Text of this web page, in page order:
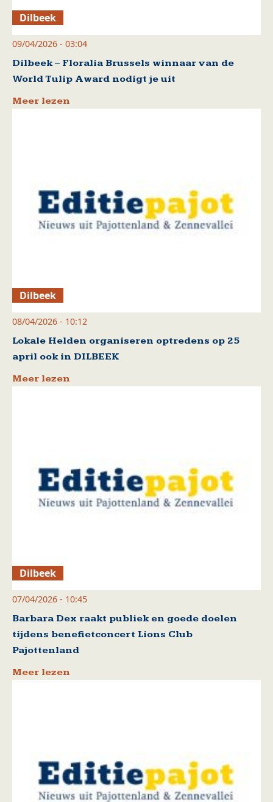
Dilbeek
09/04/2026 - 03:04
Dilbeek – Floralia Brussels winnaar van de
World Tulip Award nodigt je uit
Meer lezen
Dilbeek
08/04/2026 - 10:12
Lokale Helden organiseren optredens op 25
april ook in DILBEEK
Meer lezen
Dilbeek
07/04/2026 - 10:45
Barbara Dex raakt publiek en goede doelen
tijdens benefietconcert Lions Club
Pajottenland
Meer lezen